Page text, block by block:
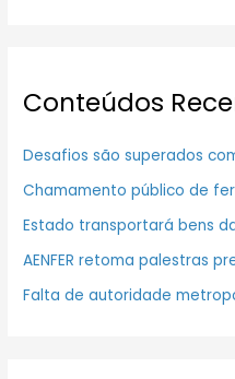
Conteúdos
Desafios são superados
Chamamento público de
Estado transportará bens
AENFER retoma palestras
Falta de autoridade